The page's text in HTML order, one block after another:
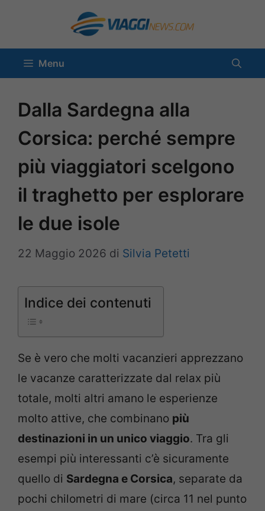
contenuto
Menu
Dalla Sardegna alla
Corsica: perché sempre
più viaggiatori scelgono
il traghetto per esplorare
le due isole
22 Maggio 2026 di Silvia Petetti
Indice dei contenuti
Se è vero che molti vacanzieri apprezzano
le vacanze caratterizzate dal relax più
totale, molti altri amano le esperienze
molto attive, che combinano più
destinazioni in un unico viaggio. Tra gli
esempi più interessanti c’è sicuramente
quello di Sardegna e Corsica, separate da
pochi chilometri di mare (circa 11 nel punto